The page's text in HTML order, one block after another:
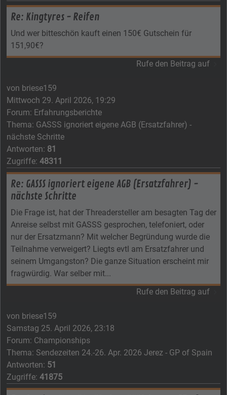
Re: Kingtyres - Reifen
Und wer bitteschön kauft einen 150€ Gutschein für
151,90€?
Rufe den Beitrag auf
von briese159
Mittwoch 29. April 2026, 19:29
Forum: Erfahrungsberichte
Thema: GASSS ignoriert eigene AGB (Ersatzfahrer) -
nächste Schritte
Antworten: 81
Zugriffe: 48311
Re: GASSS ignoriert eigene AGB (Ersatzfahrer) -
nächste Schritte
Die Frage ist, hat der Threadersteller am besagten Tag der
Anreise selbst mit GASSS gesprochen, telefoniert, oder
nur der Ersatzmann? Mit welcher Begründung wurde die
Teilnahme verweigert? Liegts evtl am Ersatzfahrer und
seinem Umgangston? Die ganze Situation erscheint mir
fragwürdig. War selber mit...
Rufe den Beitrag auf
von briese159
Samstag 25. April 2026, 23:18
Forum: Championships
Thema: Sendezeiten 24.-26. Apr. 2026 Jerez - GP of Spain
Antworten: 51
Zugriffe: 41875